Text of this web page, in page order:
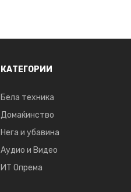
КАТЕГОРИИ
Бела техника
Домаќинство
Нега и убавина
Аудио и Видео
ИТ Опрема